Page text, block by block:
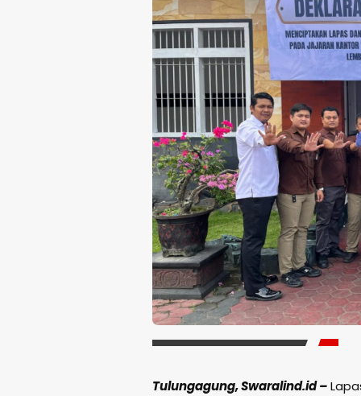
Tulungagung, Swaralind.id –